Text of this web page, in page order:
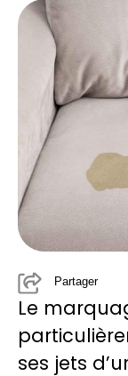
Partager
Le
ses jets